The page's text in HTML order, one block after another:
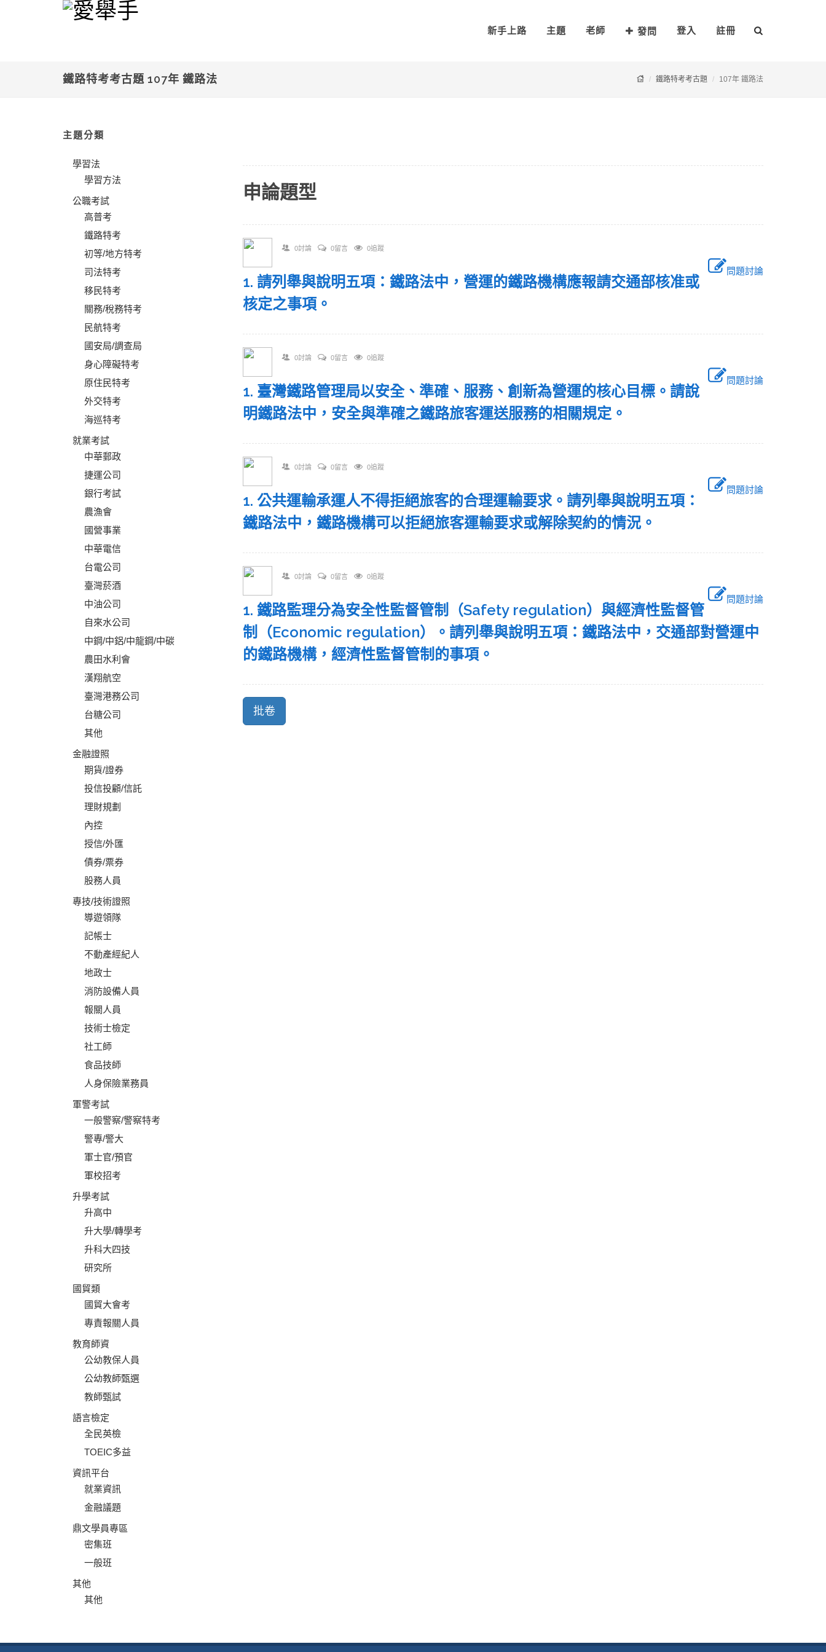
新手上路 主題 老師 發問 登入 註冊
鐵路特考考古題 107年 鐵路法 鐵路特考考古題 107年 鐵路法
主題分類
學習法
學習方法
公職考試
高普考
鐵路特考
初等/地方特考
司法特考
移民特考
關務/稅務特考
民航特考
國安局/調查局
身心障礙特考
原住民特考
外交特考
海巡特考
就業考試
中華郵政
捷運公司
銀行考試
農漁會
國營事業
中華電信
台電公司
臺灣菸酒
中油公司
自來水公司
中鋼/中鋁/中龍鋼/中碳
農田水利會
漢翔航空
臺灣港務公司
台糖公司
其他
金融證照
期貨/證券
投信投顧/信託
理財規劃
內控
授信/外匯
債券/票券
股務人員
專技/技術證照
導遊領隊
記帳士
不動產經紀人
地政士
消防設備人員
報關人員
技術士檢定
社工師
食品技師
人身保險業務員
軍警考試
一般警察/警察特考
警專/警大
軍士官/預官
軍校招考
升學考試
升高中
升大學/轉學考
升科大四技
研究所
國貿類
國貿大會考
專責報關人員
教育師資
公幼教保人員
公幼教師甄選
教師甄試
語言檢定
全民英檢
TOEIC多益
資訊平台
就業資訊
金融議題
鼎文學員專區
密集班
一般班
其他
其他
申論題型
0討論 0留言 0追蹤
問題討論
1. 請列舉與說明五項：鐵路法中，營運的鐵路機構應報請交通部核准或
核定之事項。
0討論 0留言 0追蹤
問題討論
1. 臺灣鐵路管理局以安全、準確、服務、創新為營運的核心目標。請說
明鐵路法中，安全與準確之鐵路旅客運送服務的相關規定。
0討論 0留言 0追蹤
問題討論
1. 公共運輸承運人不得拒絕旅客的合理運輸要求。請列舉與說明五項：
鐵路法中，鐵路機構可以拒絕旅客運輸要求或解除契約的情況。
0討論 0留言 0追蹤
問題討論
1. 鐵路監理分為安全性監督管制（Safety regulation）與經濟性監督管
制（Economic regulation）。請列舉與說明五項：鐵路法中，交通部對營運中
的鐵路機構，經濟性監督管制的事項。